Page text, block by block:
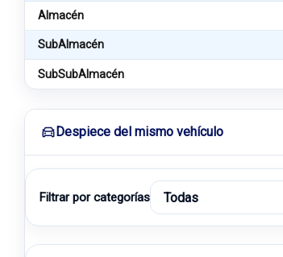
Almacén
SubAlmacén
SubSubAlmacén
Despiece del mismo vehículo
Filtrar por categorías